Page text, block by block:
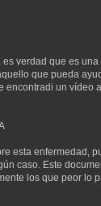
verdad que es
que pueda
encontradi un vídeo
esta enfermedad,
caso. Este
los que peor lo